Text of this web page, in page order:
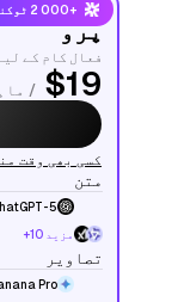
+2 000 ٹوکنز
پرو
فعال کام کے
$19
/
کسی بھی وقت
متن
5
مزید 10+
تصاویر
Pro